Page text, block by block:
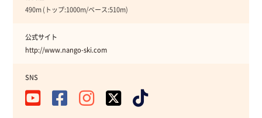
490m (トップ:1000m/ベース:510m)
公式サイト
http://www.nango-ski.com
SNS